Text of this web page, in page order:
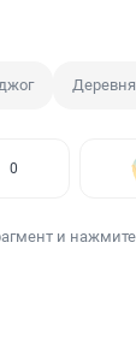
Деревня
0
и нажмите